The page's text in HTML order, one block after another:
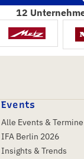
12
Events
Alle Events & Termine
IFA Berlin 2026
Insights & Trends